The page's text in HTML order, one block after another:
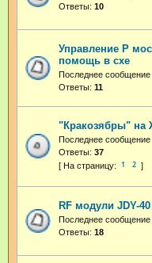
Ответы: 10
Управление P
помощь в схе
Последнее сообщение
Ответы: 11
"Кракозябры" на
Последнее сообщение
Ответы: 37
1 2
RF модули JDY-40
Последнее сообщение
Ответы: 18